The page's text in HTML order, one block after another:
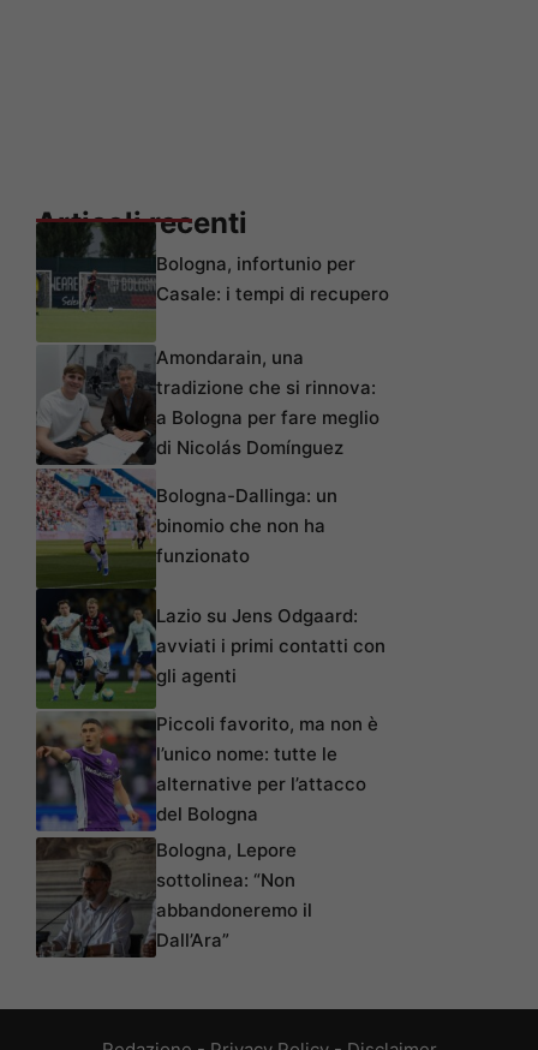
Articoli recenti
Bologna, infortunio per
Casale: i tempi di recupero
Amondarain, una
tradizione che si rinnova:
a Bologna per fare meglio
di Nicolás Domínguez
Bologna-Dallinga: un
binomio che non ha
funzionato
Lazio su Jens Odgaard:
avviati i primi contatti con
gli agenti
Piccoli favorito, ma non è
l’unico nome: tutte le
alternative per l’attacco
del Bologna
Bologna, Lepore
sottolinea: “Non
abbandoneremo il
Dall’Ara”